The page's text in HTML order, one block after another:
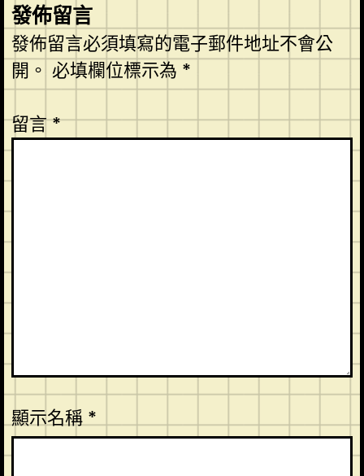
發佈留言
發佈留言必須填寫的電子郵件地址不會公
開。 必填欄位標示為 *
留言*
顯示名稱*